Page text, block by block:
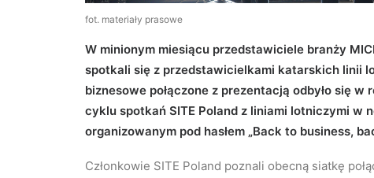
fot. materiały prasowe
W minionym miesiącu przedstawiciele branży
spotkali się z przedstawicielkami katarskich linii
biznesowe połączone z prezentacją odbyło się
cyklu spotkań SITE Poland z liniami lotniczymi w
organizowanym pod hasłem „Back to business,
Członkowie SITE Poland poznali obecną siatkę